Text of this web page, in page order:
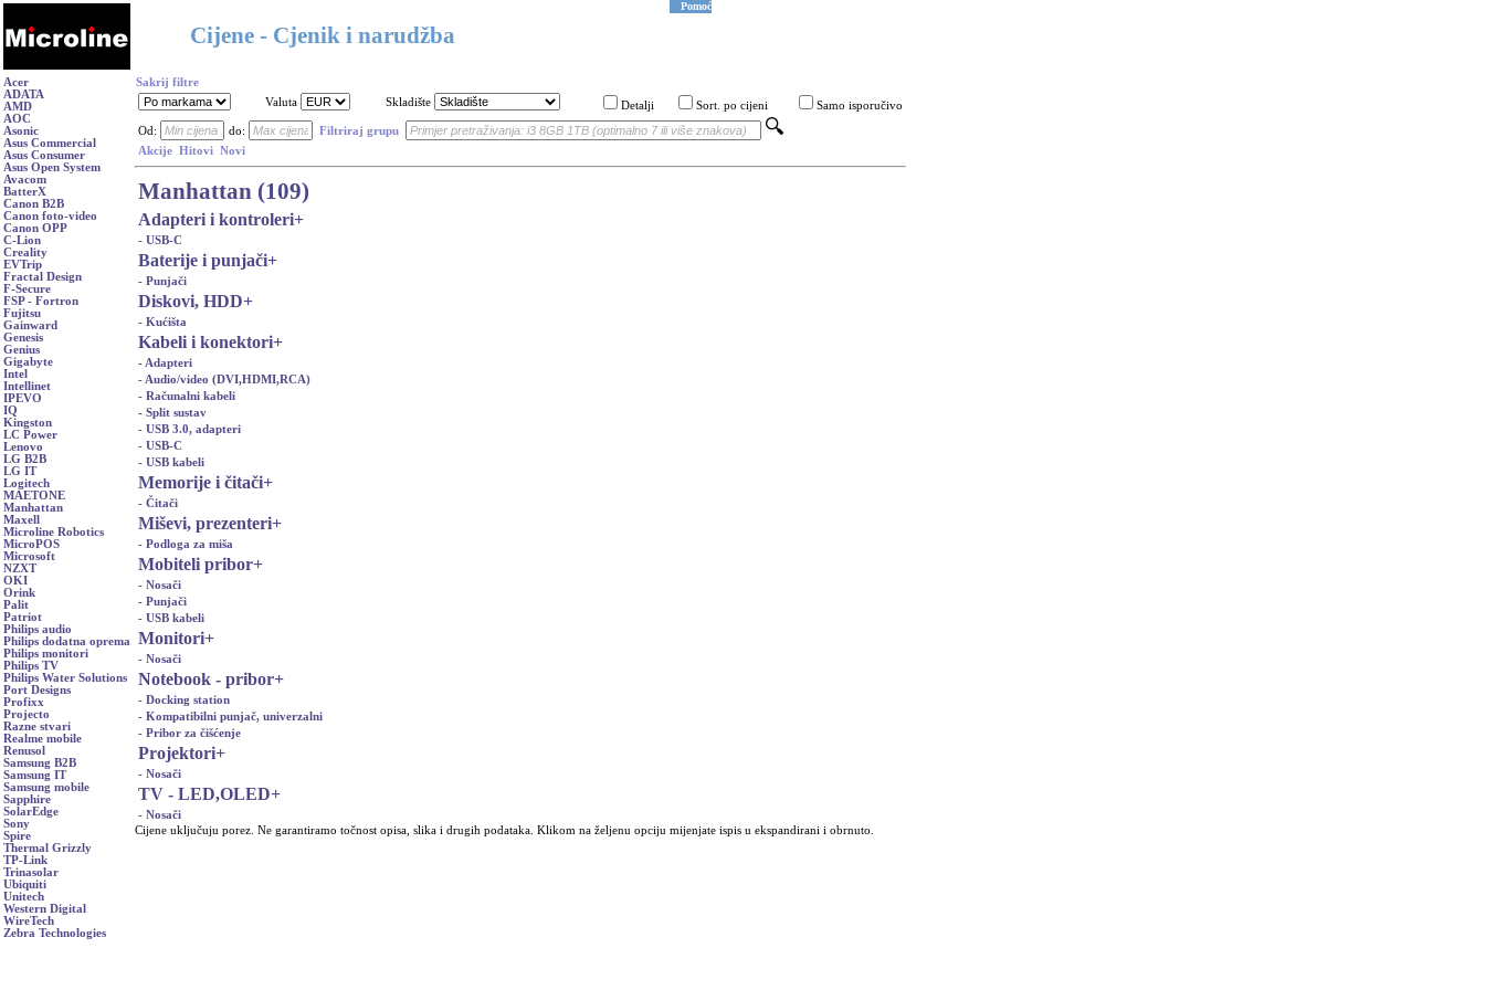
Cijene - Cjenik i narudžba
Pomoć
Acer
ADATA
AMD
AOC
Asonic
Asus Commercial
Asus Consumer
Asus Open System
Avacom
BatterX
Canon B2B
Canon foto-video
Canon OPP
C-Lion
Creality
EVTrip
Fractal Design
F-Secure
FSP - Fortron
Fujitsu
Gainward
Genesis
Genius
Gigabyte
Intel
Intellinet
IPEVO
IQ
Kingston
LC Power
Lenovo
LG B2B
LG IT
Logitech
MAETONE
Manhattan
Maxell
Microline Robotics
MicroPOS
Microsoft
NZXT
OKI
Orink
Palit
Patriot
Philips audio
Philips dodatna oprema
Philips monitori
Philips TV
Philips Water Solutions
Port Designs
Profixx
Projecto
Razne stvari
Realme mobile
Renusol
Samsung B2B
Samsung IT
Samsung mobile
Sapphire
SolarEdge
Sony
Spire
Thermal Grizzly
TP-Link
Trinasolar
Ubiquiti
Unitech
Western Digital
WireTech
Zebra Technologies
Sakrij filtre
Valuta
Skladište Detalji Sort. po cijeni Samo isporučivo
Od: do:
Filtriraj grupu
Akcije Hitovi Novi
Manhattan (109)
Adapteri i kontroleri+
- USB-C
Baterije i punjači+
- Punjači
Diskovi, HDD+
- Kućišta
Kabeli i konektori+
- Adapteri
- Audio/video (DVI,HDMI,RCA)
- Računalni kabeli
- Split sustav
- USB 3.0, adapteri
- USB-C
- USB kabeli
Memorije i čitači+
- Čitači
Miševi, prezenteri+
- Podloga za miša
Mobiteli pribor+
- Nosači
- Punjači
- USB kabeli
Monitori+
- Nosači
Notebook - pribor+
- Docking station
- Kompatibilni punjač, univerzalni
- Pribor za čišćenje
Projektori+
- Nosači
TV - LED,OLED+
- Nosači
Cijene uključuju porez. Ne garantiramo točnost opisa, slika i drugih podataka. Klikom na željenu opciju mijenjate ispis u ekspandirani i obrnuto.